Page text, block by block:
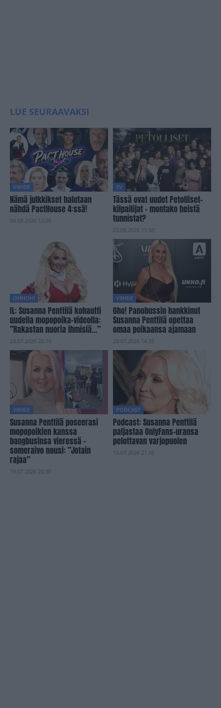
LUE SEURAAVAKSI
VIIHDE
Nämä julkkikset halutaan
nähdä PactHouse 4:ssä!
04.08.2026 13.05
TV
Tässä ovat uudet Petolliset-
kilpailijat – montako heistä
tunnistat?
03.08.2026 11.50
OHHOH!
IL: Susanna Penttilä kohautti
uudella mopopoika-videolla:
”Rakastan nuoria ihmisiä…”
23.07.2026 20.10
VIIHDE
Oho! Panobussin hankkinut
Susanna Penttilä opettaa
omaa poikaansa ajamaan
20.07.2026 14.55
VIIHDE
Susanna Penttilä poseerasi
mopopoikien kanssa
bangbusinsa vieressä –
someraivo nousi: ”Jotain
rajaa”
19.07.2026 20.30
PODCAST
Podcast: Susanna Penttilä
paljastaa OnlyFans-uransa
pelottavan varjopuolen
15.07.2026 21.05